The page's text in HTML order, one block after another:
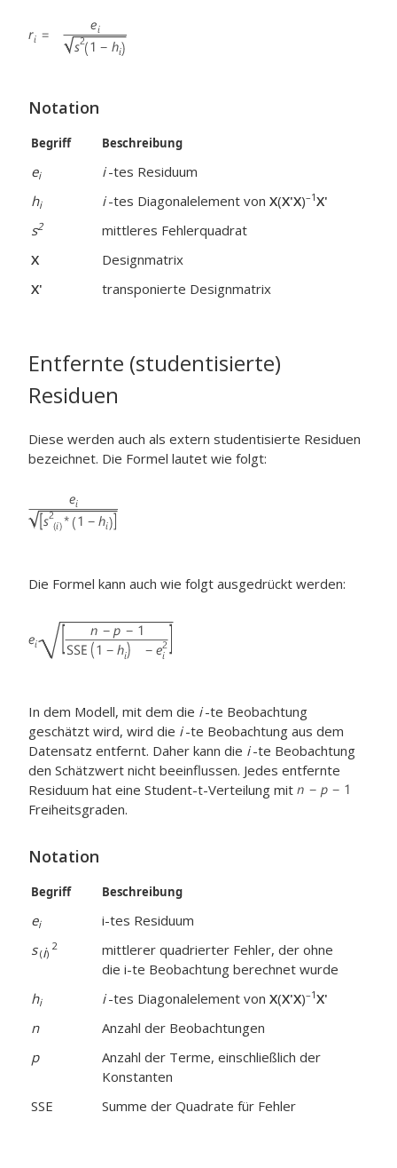
Notation
Begriff Beschreibung
ei i -tes Residuum
hi i -tes Diagonalelement vonX(X'X)–1X'
s2
mittleres Fehlerquadrat
X
Designmatrix
X'
transponierte Designmatrix
Entfernte (studentisierte)
Residuen
Diese werden auch als extern studentisierte Residuen
bezeichnet. Die Formel lautet wie folgt:
Die Formel kann auch wie folgt ausgedrückt werden:
In dem Modell, mit dem die i -te Beobachtung
geschätzt wird, wird die i -te Beobachtung aus dem
Datensatz entfernt. Daher kann die i -te Beobachtung
den Schätzwert nicht beeinflussen. Jedes entfernte
Residuum hat eine Student-t-Verteilung mit
Freiheitsgraden.
Notation
Begriff Beschreibung
ei
i-tes Residuum
s (i)
2
mittlerer quadrierter Fehler, der ohne
die i-te Beobachtung berechnet wurde
hi i -tes Diagonalelement vonX(X'X)–1X'
n
Anzahl der Beobachtungen
p
Anzahl der Terme, einschließlich der
Konstanten
SSE
Summe der Quadrate für Fehler